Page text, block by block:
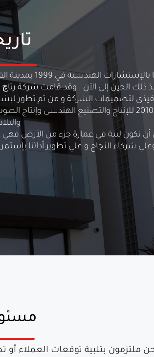
بدأت نشاطها
لتصميمات الشركة و من ثم تطور
وتم التوسع في 2010 للإنتاج والتصنيع
أن نكون لبنة في عمارة جزء من الأرض
شركاء النجاح و علي تطوير أدائنا
بتلبية توقعات العملاء أو